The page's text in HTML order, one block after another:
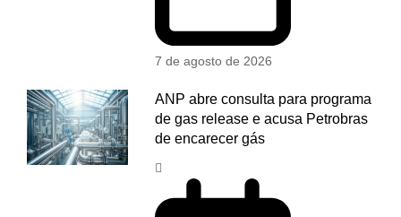
7 de agosto de 2026
ANP abre consulta para programa
de gas release e acusa Petrobras
de encarecer gás